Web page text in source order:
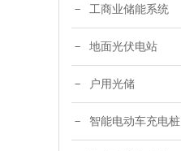
工商业储能系统
地面光伏电站
户用光储
智能电动车充电桩